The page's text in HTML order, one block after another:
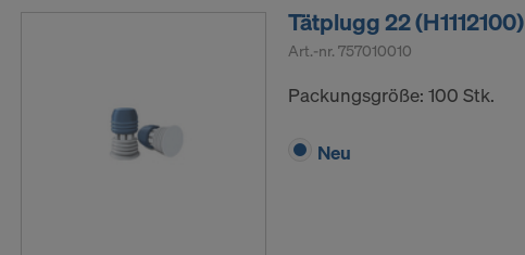
Tätplugg 22 (H1112100)
Art.-nr. 757010010
Packungsgröße: 100 Stk.
Neu